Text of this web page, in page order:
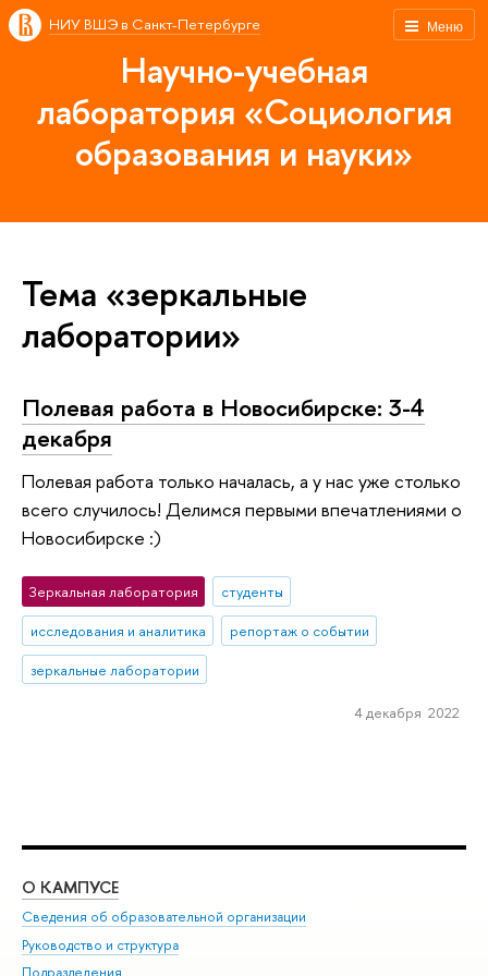
Меню
НИУ ВШЭ в Санкт-Петербурге
Научно-учебная
лаборатория «Социология
образования и науки»
Тема «зеркальные
лаборатории»
Полевая работа в Новосибирске: 3-4
декабря
Полевая работа только началась, а у нас уже столько
всего случилось! Делимся первыми впечатлениями о
Новосибирске :)
Зеркальная лаборатория
студенты
исследования и аналитика
репортаж о событии
зеркальные лаборатории
4 декабря 2022
О КАМПУСЕ
Сведения об образовательной организации
Руководство и структура